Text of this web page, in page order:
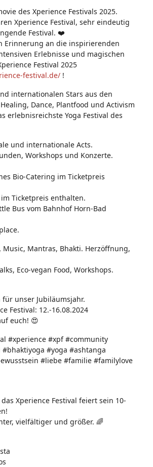
des Xperience Festivals 2025.
Xperience Festival, sehr eindeutig
Festival. ❤️
Erinnerung an die inspirierenden
Erlebnisse und magischen
Festival 2025
festival.de/ !
internationalen Stars aus den
Dance, Plantfood und Activism
erlebnisreichste Yoga Festival des
und internationale Acts.
Workshops und Konzerte.
Bio-Catering im Ticketpreis
Ticketpreis enthalten.
Bus vom Bahnhof Horn-Bad
Music, Mantras, Bhakti. Herzöffnung,
Eco-vegan Food, Workshops.
für unser Jubiläumsjahr.
Festival: 12.-16.08.2024
euch! 😍
#xperience #xpf #community
#yoga #ashtanga
#liebe #familie #familylove
das Xperience Festival feiert sein 10-
vielfältiger und größer. 🌈